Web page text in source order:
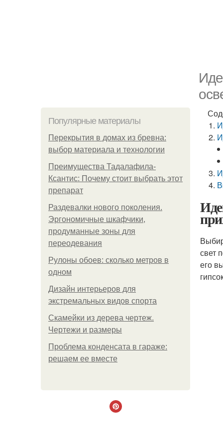
Популярные материалы
Перекрытия в домах из бревна:
выбор материала и технологии
Преимущества Тадалафила-
Ксантис: Почему стоит выбрать этот
препарат
Раздевалки нового поколения.
Эргономичные шкафчики,
продуманные зоны для
переодевания
Рулоны обоев: сколько метров в
одном
Дизайн интерьеров для
экстремальных видов спорта
Скамейки из дерева чертеж.
Чертежи и размеры
Проблема конденсата в гараже:
решаем ее вместе
свет
его